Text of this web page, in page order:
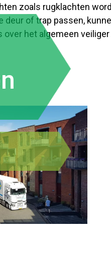
zoals rugklachten
deur of trap passen,
het algemeen